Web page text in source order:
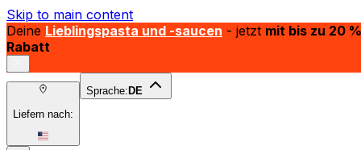
Skip to main content
Deine Lieblingspasta und -saucen - jetzt mit bis zu 20 %
Rabatt
Liefern nach:
Sprache: DE